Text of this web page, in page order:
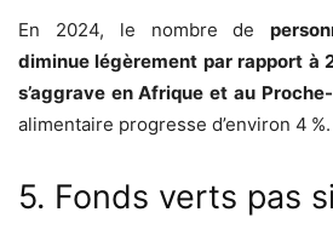
En 2024, le nombre de
diminue légèrement par rapport à
s’aggrave en Afrique et au
alimentaire progresse d’environ 4
5. Fonds verts pas